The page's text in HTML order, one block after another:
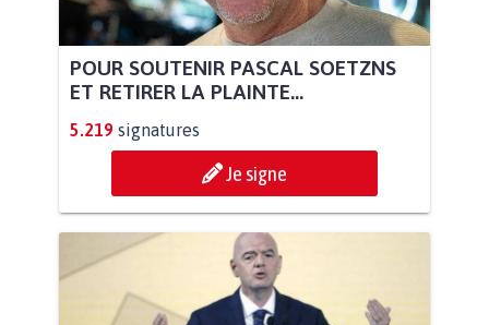
POUR SOUTENIR PASCAL SOETZNS
ET RETIRER LA PLAINTE...
5.219 signatures
Je signe